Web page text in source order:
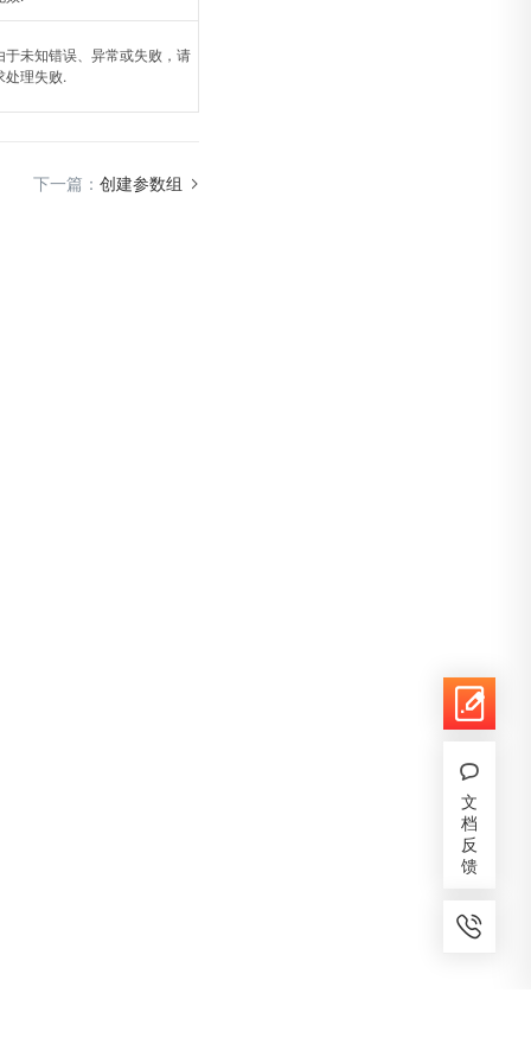
于未知错误、异常或失败，请
处理失败.
下一篇： 创建参数组
文
档
反
馈